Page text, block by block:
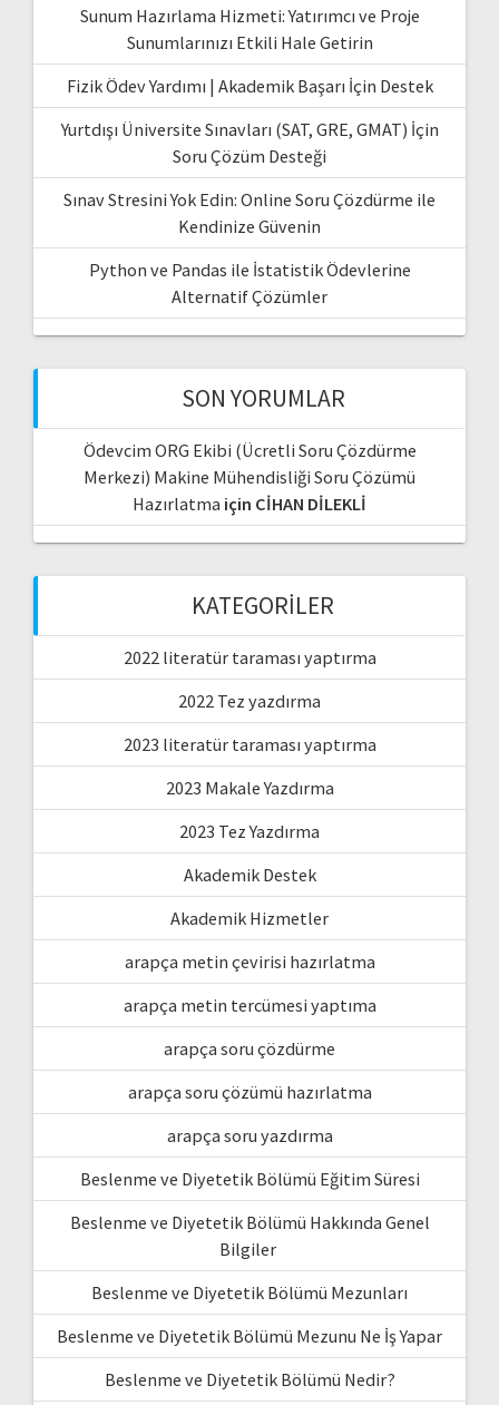
Sunum Hazırlama Hizmeti: Yatırımcı ve Proje
Sunumlarınızı Etkili Hale Getirin
Fizik Ödev Yardımı | Akademik Başarı İçin Destek
Yurtdışı Üniversite Sınavları (SAT, GRE, GMAT) İçin
Soru Çözüm Desteği
Sınav Stresini Yok Edin: Online Soru Çözdürme ile
Kendinize Güvenin
Python ve Pandas ile İstatistik Ödevlerine
Alternatif Çözümler
SON YORUMLAR
Ödevcim ORG Ekibi (Ücretli Soru Çözdürme
Merkezi) Makine Mühendisliği Soru Çözümü
Hazırlatma için CİHAN DİLEKLİ
KATEGORILER
2022 literatür taraması yaptırma
2022 Tez yazdırma
2023 literatür taraması yaptırma
2023 Makale Yazdırma
2023 Tez Yazdırma
Akademik Destek
Akademik Hizmetler
arapça metin çevirisi hazırlatma
arapça metin tercümesi yaptıma
arapça soru çözdürme
arapça soru çözümü hazırlatma
arapça soru yazdırma
Beslenme ve Diyetetik Bölümü Eğitim Süresi
Beslenme ve Diyetetik Bölümü Hakkında Genel
Bilgiler
Beslenme ve Diyetetik Bölümü Mezunları
Beslenme ve Diyetetik Bölümü Mezunu Ne İş Yapar
Beslenme ve Diyetetik Bölümü Nedir?